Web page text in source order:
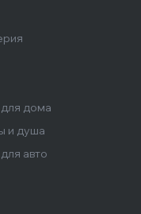
дома
и душа
авто